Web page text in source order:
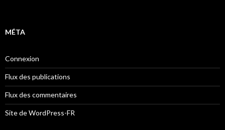
MÉTA
Connexion
Flux des publications
Flux des commentaires
Site de WordPress-FR